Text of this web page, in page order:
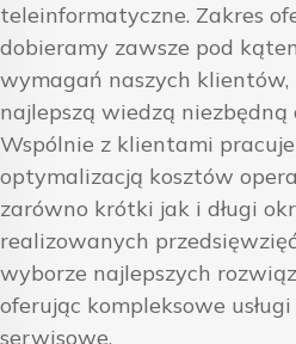
teleinformatyczne. Zakres
dobieramy zawsze pod
wymagań naszych
najlepszą wiedzą niezbędną
Wspólnie z klientami
optymalizacją kosztów
zarówno krótki jak i długi
realizowanych
wyborze najlepszych
oferując kompleksowe
serwisowe.